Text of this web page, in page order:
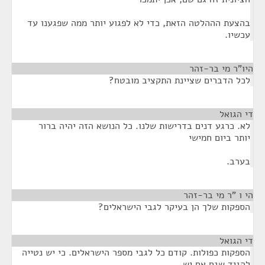
בהצעת הההלטה הזאת, כדי לא לפגוע יותר ממה שפגענו עד
עכשיו.
היו"ר מי בר-זהר
לכל הדברים שציינת התקציב מובטח?
די הגואל
לא. כרגע דנים בדרישות שלנו. כל הנושא הזה יהיה ברור
יותר ביום חמישי
בערב.
הי ו "ר מי בר-זהר
הספקות שלך הן בעיקר לגבי הישראלים?
די הגואל
הספקות כפולות. קודם כל לגבי מספר הישראלים. כי יש נטייה